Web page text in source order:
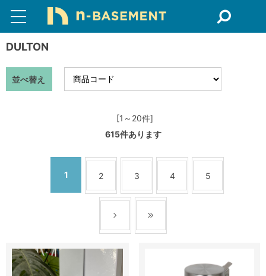
DULTON
並べ替え
[1～20件]
615件あります
1 2 3 4 5